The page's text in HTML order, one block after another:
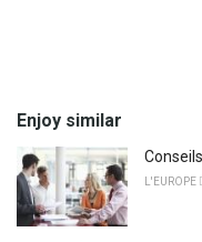
Enjoy similar
L'EUROPE 